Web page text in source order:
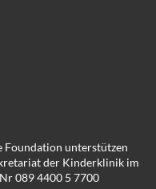
Foundation unterstützen
der Kinderklinik im
089 4400 5 7700